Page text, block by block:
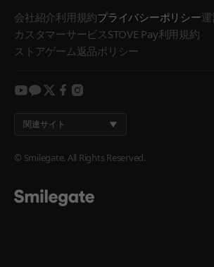
会社紹介利用規約プライバシーポリシー
カスタマーサービスSTOVE Pay利用規約
ストアゲーム返品ポリシー
youtube
kakao
twitter
facebook
instagram
関連サイト
© Smilegate. All Rights Reserved.